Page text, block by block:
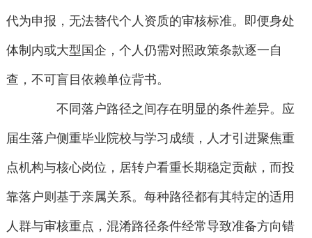
代为申报，无法替代个人资质的审核标准。即便身处
体制内或大型国企，个人仍需对照政策条款逐一自
查，不可盲目依赖单位背书。
不同落户路径之间存在明显的条件差异。应
届生落户侧重毕业院校与学习成绩，人才引进聚焦重
点机构与核心岗位，居转户看重长期稳定贡献，而投
靠落户则基于亲属关系。每种路径都有其特定的适用
人群与审核重点，混淆路径条件经常导致准备方向错